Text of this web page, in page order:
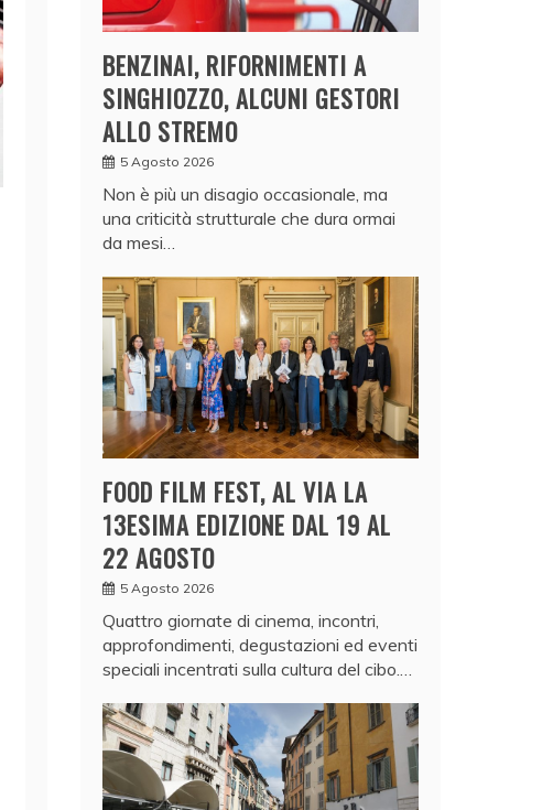
BENZINAI, RIFORNIMENTI A
SINGHIOZZO, ALCUNI GESTORI
ALLO STREMO
5 Agosto 2026
Non è più un disagio occasionale, ma
una criticità strutturale che dura ormai
da mesi…
FOOD FILM FEST, AL VIA LA
13ESIMA EDIZIONE DAL 19 AL
22 AGOSTO
5 Agosto 2026
Quattro giornate di cinema, incontri,
approfondimenti, degustazioni ed eventi
speciali incentrati sulla cultura del cibo.…